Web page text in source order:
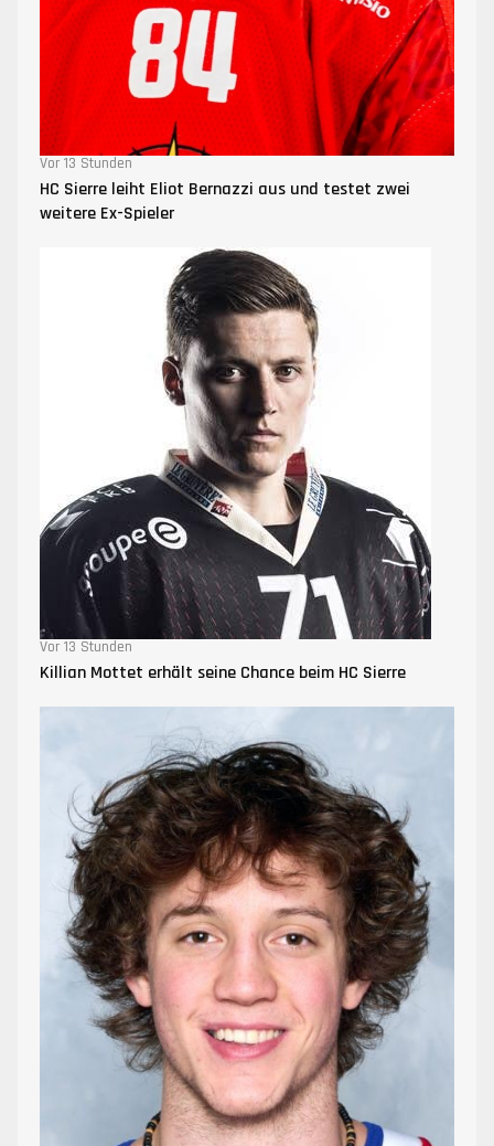
Vor 13 Stunden
HC Sierre leiht Eliot Bernazzi aus und testet zwei
weitere Ex-Spieler
Vor 13 Stunden
Killian Mottet erhält seine Chance beim HC Sierre